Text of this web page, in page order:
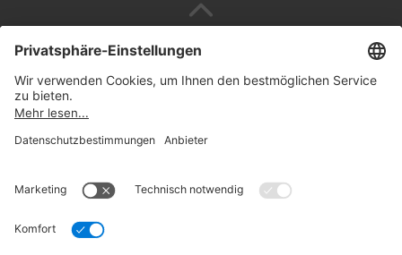
Sicher bezahlen mit
© 2026. Daimler Truck AG. Alle Rechte vorbehalten